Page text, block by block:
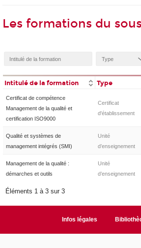
Les formations du
Intitulé de la formation Type
Certificat de compétence
Management de la qualité et
certification ISO9000
Certificat
d'établissement
Qualité et systèmes de
management intégrés (SMI)
Unité
d’enseignement
Management de la qualité :
démarches et outils
Unité
d’enseignement
Éléments 1 à 3 sur 3
Infos légales